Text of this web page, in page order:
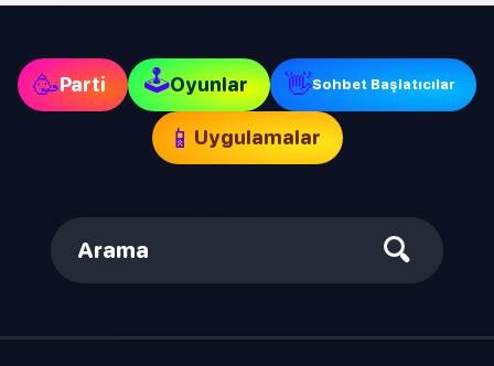
🥳Parti 🕹Oyunlar 👋Sohbet Başlatıcılar
📱 Uygulamalar
Arama